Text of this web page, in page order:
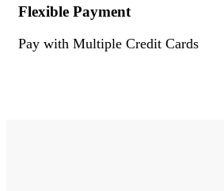
Flexible Payment
Pay with Multiple Credit Cards